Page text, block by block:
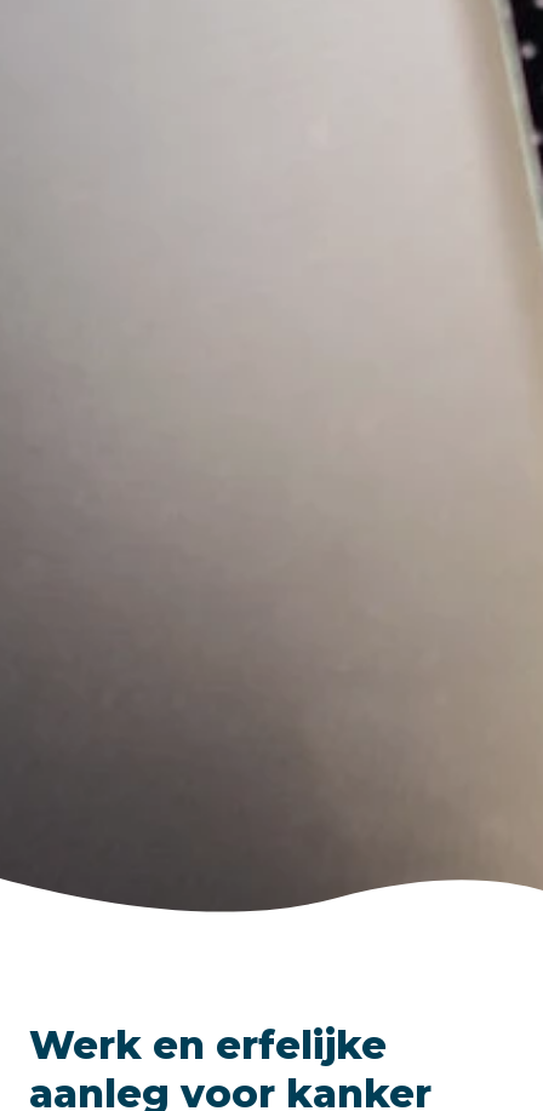
Werk en erfelijke
aanleg voor kanker